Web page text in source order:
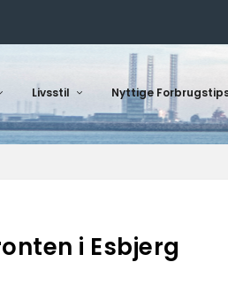
Livsstil Nyttige
i Esbjerg